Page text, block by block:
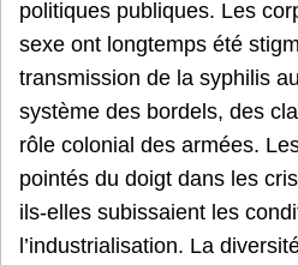
politiques publiques. Les
sexe ont longtemps été
transmission de la syphilis
système des bordels, des
rôle colonial des armées.
pointés du doigt dans les
ils-elles subissaient les
l’industrialisation. La